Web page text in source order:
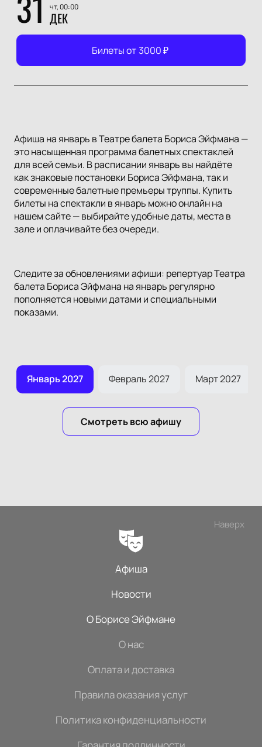
чт, 00:00
ДЕК
Билеты от 3000₽
Афиша на январь в Театре балета Бориса Эйфмана —
это насыщенная программа балетных спектаклей
для всей семьи. В расписании январь вы найдёте
как знаковые постановки Бориса Эйфмана, так и
современные балетные премьеры труппы. Купить
билеты на спектакли в январь можно онлайн на
нашем сайте — выбирайте удобные даты, места в
зале и оплачивайте без очереди.
Следите за обновлениями афиши: репертуар Театра
балета Бориса Эйфмана на январь регулярно
пополняется новыми датами и специальными
показами.
Январь 2027 Февраль 2027 Март 2027
Смотреть всю афишу
Наверх
Афиша
Новости
О Борисе Эйфмане
О нас
Оплата и доставка
Правила оказания услуг
Политика конфиденциальности